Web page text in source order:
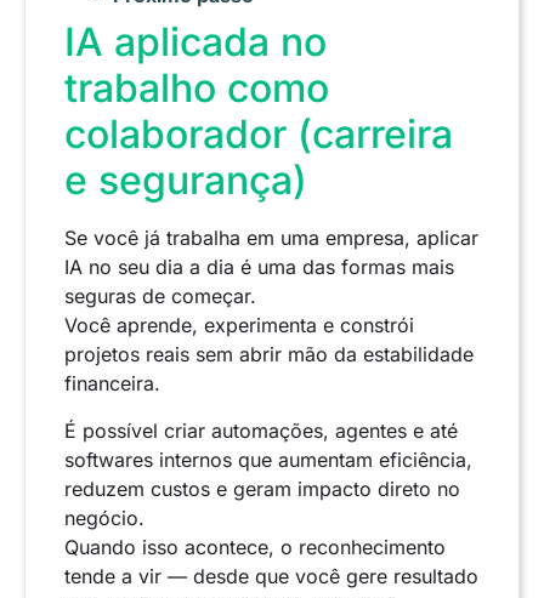
IA aplicada no
trabalho como
colaborador (carreira
e segurança)
Se você já trabalha em uma empresa, aplicar
IA no seu dia a dia é uma das formas mais
seguras de começar.
Você aprende, experimenta e constrói
projetos reais sem abrir mão da estabilidade
financeira.
É possível criar automações, agentes e até
softwares internos que aumentam eficiência,
reduzem custos e geram impacto direto no
negócio.
Quando isso acontece, o reconhecimento
tende a vir — desde que você gere resultado